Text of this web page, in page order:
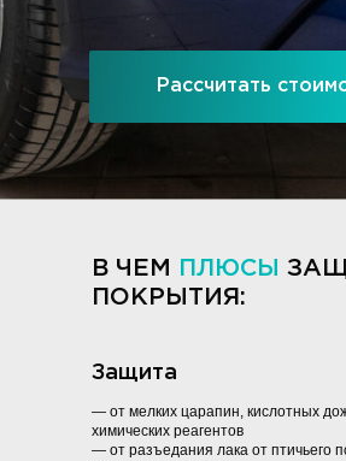
Рассчитать
В ЧЕМ ПЛЮСЫ
ПОКРЫТИЯ:
Защита
— от мелких царапин, кислотных
химических реагентов
— от разъедания лака от птичьего